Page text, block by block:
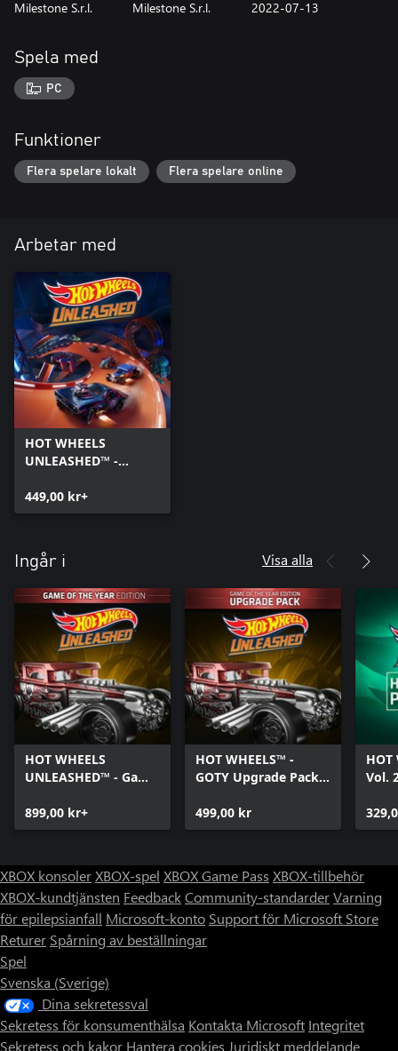
Milestone S.r.l. Milestone S.r.l. 2022-07-13
Spela med
PC
Funktioner
Flera spelare lokalt Flera spelare online
Arbetar med
HOT WHEELS
UNLEASHED™ -
449,00 kr+
Ingår i Visa alla
HOT WHEELS
UNLEASHED™ - Game
Windows Edition
899,00 kr+
HOT WHEELS™ -
GOTY Upgrade Pack -
499,00 kr
HOT
Vol.
XBOX konsolerXBOX-spel XBOX Game Pass XBOX-tillbehör
XBOX-kundtjänsten FeedbackCommunity-standarderVarning
för epilepsianfall Microsoft-konto Support för Microsoft Store
Returer Spårning av beställningar
Spel
Svenska (Sverige)
Dina sekretessval
Sekretess för konsumenthälsa Kontakta Microsoft Integritet
Sekretess och kakor Hantera cookies Juridiskt meddelande